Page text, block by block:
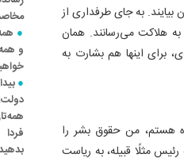
بیایند. به جای طرفداری از
هلاکت می‌رسانند. همان
اینها هم بشارت به
هستم، من حقوق بشر را
مثلًا قبیله، به ریاست
و